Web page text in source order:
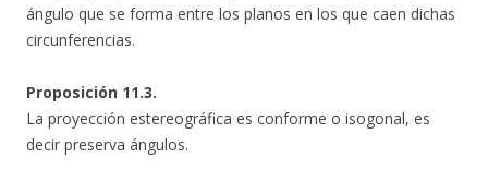
ángulo que se forma entre los planos en los que caen dichas
circunferencias.
Proposición 11.3.
La proyección estereográfica es conforme o isogonal, es
decir preserva ángulos.